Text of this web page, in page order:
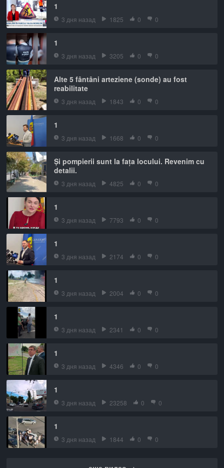
1
3 дня назад 1825 0 0
1
3 дня назад 3205 0 0
Alte 5 fântâni arteziene (sonde) au fost
reabilitate
3 дня назад 1843 0 0
1
3 дня назад 1668 0 0
Și pompierii sunt la fața locului. Revenim cu
detalii.
3 дня назад 4825 0 0
1
3 дня назад 7793 0 0
1
3 дня назад 2174 0 0
1
3 дня назад 2004 0 0
1
3 дня назад 2341 0 0
1
3 дня назад 4346 0 0
1
3 дня назад 23258 0 0
1
3 дня назад 1844 0 0